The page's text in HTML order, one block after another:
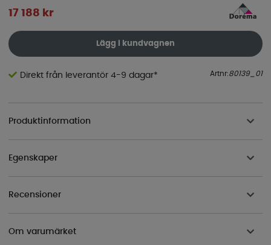
17 188 kr
Lägg i kundvagnen
Direkt från leverantör 4-9 dagar* Artnr:80139_01
Produktinformation
Egenskaper
Recensioner
Om varumärket